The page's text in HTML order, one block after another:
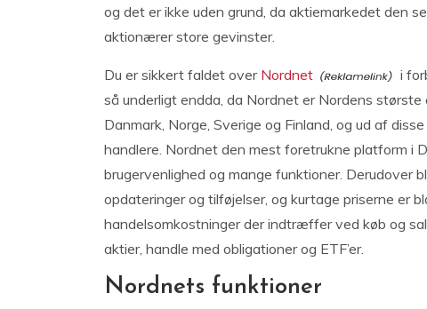
og det er ikke uden grund, da aktiemarkedet den
aktionærer store gevinster.
Du er sikkert faldet over Nordnet
i
så underligt endda, da Nordnet er Nordens
Danmark, Norge, Sverige og Finland, og ud af
handlere. Nordnet den mest foretrukne platform i
brugervenlighed og mange funktioner. Derudover
opdateringer og tilføjelser, og kurtage priserne er
handelsomkostninger der indtræffer ved køb og
aktier, handle med obligationer og ETF’er.
Nordnets funktioner